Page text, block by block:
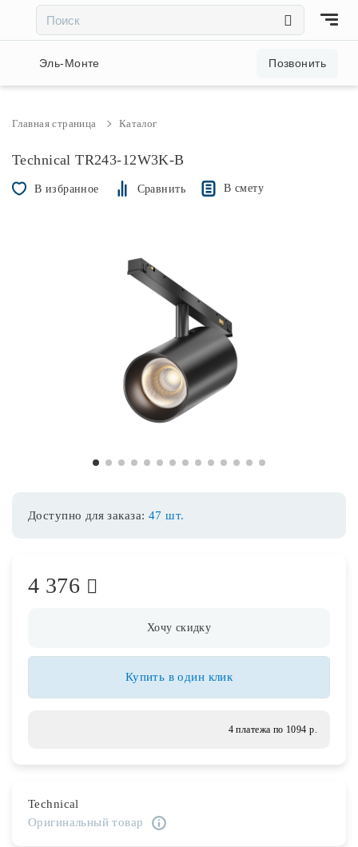
Акции и скидки
Светильники
Трековые системы
Светодиодная лента
Предметы интерьера
Эль-Монте Позвонить
Главная страница Каталог
Technical TR243-12W3K-B
В избранное Сравнить В смету
1 2 3 4 5 6 7 8 9 10 11 12 13
Доступно для заказа: 47 шт.
4 376
Хочу скидку
Купить в один клик
4 платежа по 1094 р.
Technical
Оригинальный товар
××